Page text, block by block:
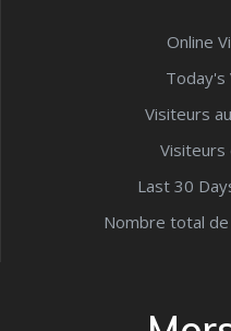
Online
Today's
Visiteurs
Visiteurs
Last 30
Nombre total